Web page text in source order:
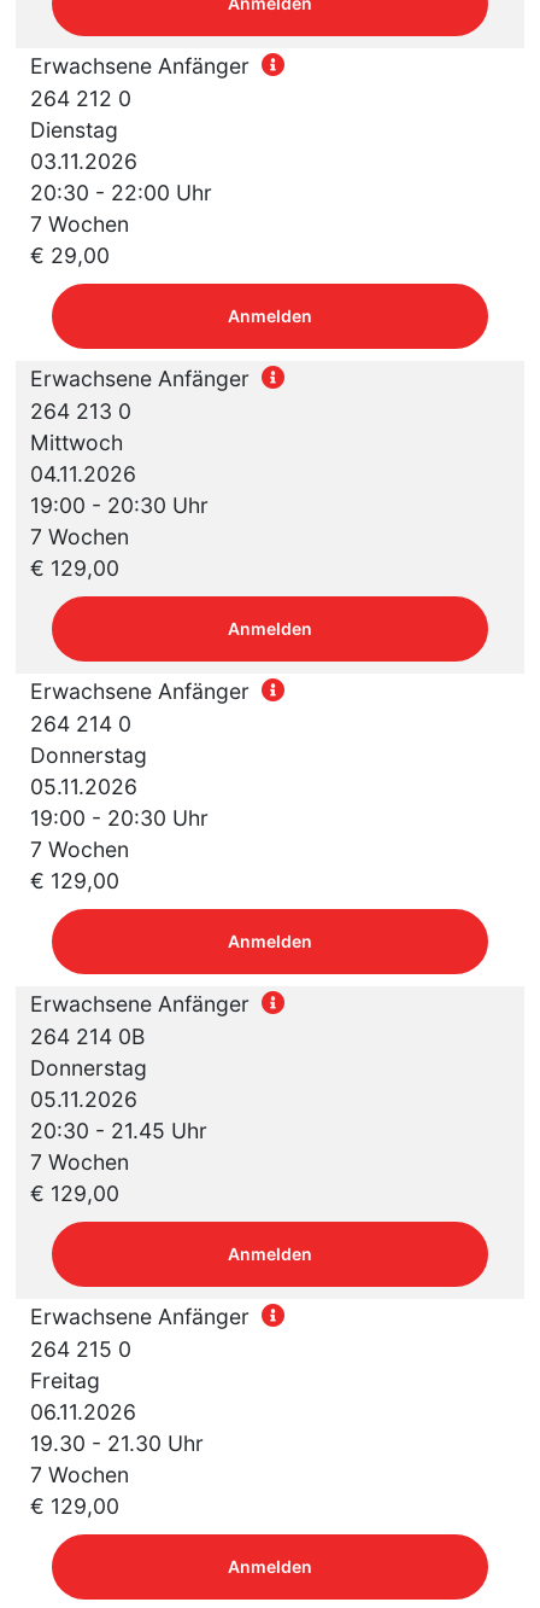
Erwachsene Anfänger
264 212 0
Dienstag
03.11.2026
20:30 - 22:00 Uhr
7 Wochen
€ 29,00
Anmelden
Erwachsene Anfänger
264 213 0
Mittwoch
04.11.2026
19:00 - 20:30 Uhr
7 Wochen
€ 129,00
Anmelden
Erwachsene Anfänger
264 214 0
Donnerstag
05.11.2026
19:00 - 20:30 Uhr
7 Wochen
€ 129,00
Anmelden
Erwachsene Anfänger
264 214 0B
Donnerstag
05.11.2026
20:30 - 21.45 Uhr
7 Wochen
€ 129,00
Anmelden
Erwachsene Anfänger
264 215 0
Freitag
06.11.2026
19.30 - 21.30 Uhr
7 Wochen
€ 129,00
Anmelden